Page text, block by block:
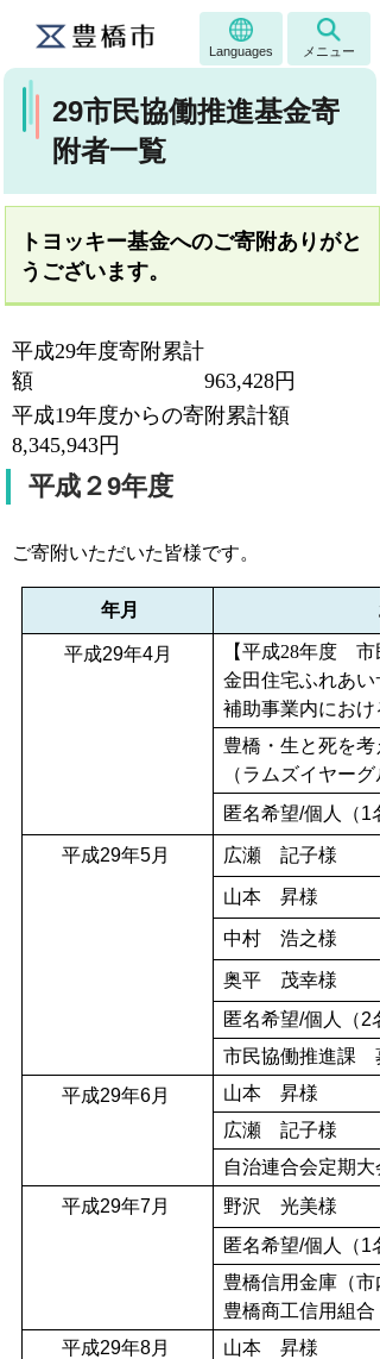
Languages メニュー
29市民協働推進基金寄
附者一覧
トヨッキー基金へのご寄附ありがと
うございます。
平成29年度寄附累計
額 963,428円
平成19年度からの寄附累計額
8,345,943円
平成２9年度
ご寄附いただいた皆様です。
年月
平成29年4月
【平成28年度
金田住宅ふれあい
補助事業内におけ
豊橋・生と死を考
（ラムズイヤーグ
匿名希望/個人（1
平成29年5月 広瀬 記子様
山本 昇様
中村 浩之様
奥平 茂幸様
匿名希望/個人（2
市民協働推進課
平成29年6月
山本 昇様
広瀬 記子様
自治連合会定期
平成29年7月
野沢 光美様
匿名希望/個人（1
豊橋信用金庫（市
豊橋商工信用組
平成29年8月
山本 昇様